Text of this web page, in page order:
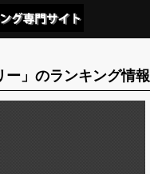
ー」のランキング情報